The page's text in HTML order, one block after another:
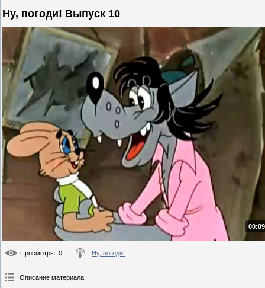
Ну, погоди! Выпуск 10
Просмотры: 0 Ну, погоди!
Описание материала: